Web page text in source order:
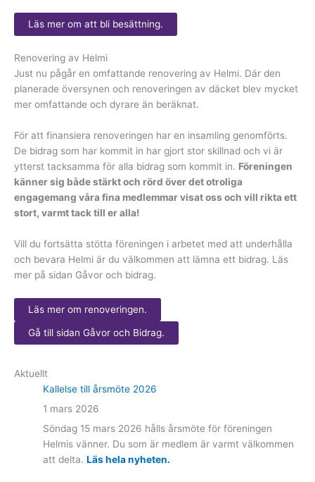
Läs mer om att bli besättning.
Renovering av Helmi
Just nu pågår en omfattande renovering av Helmi. Där den
planerade översynen och renoveringen av däcket blev mycket
mer omfattande och dyrare än beräknat.
För att finansiera renoveringen har en insamling genomförts.
De bidrag som har kommit in har gjort stor skillnad och vi är
ytterst tacksamma för alla bidrag som kommit in. Föreningen
känner sig både stärkt och rörd över det otroliga
engagemang våra fina medlemmar visat oss och vill rikta ett
stort, varmt tack till er alla!
Vill du fortsätta stötta föreningen i arbetet med att underhålla
och bevara Helmi är du välkommen att lämna ett bidrag. Läs
mer på sidan Gåvor och bidrag.
Läs mer om renoveringen.
Gå till sidan Gåvor och Bidrag.
Aktuellt
Kallelse till årsmöte 2026
1 mars 2026
Söndag 15 mars 2026 hålls årsmöte för föreningen
Helmis vänner. Du som är medlem är varmt välkommen
att delta.Läs hela nyheten.